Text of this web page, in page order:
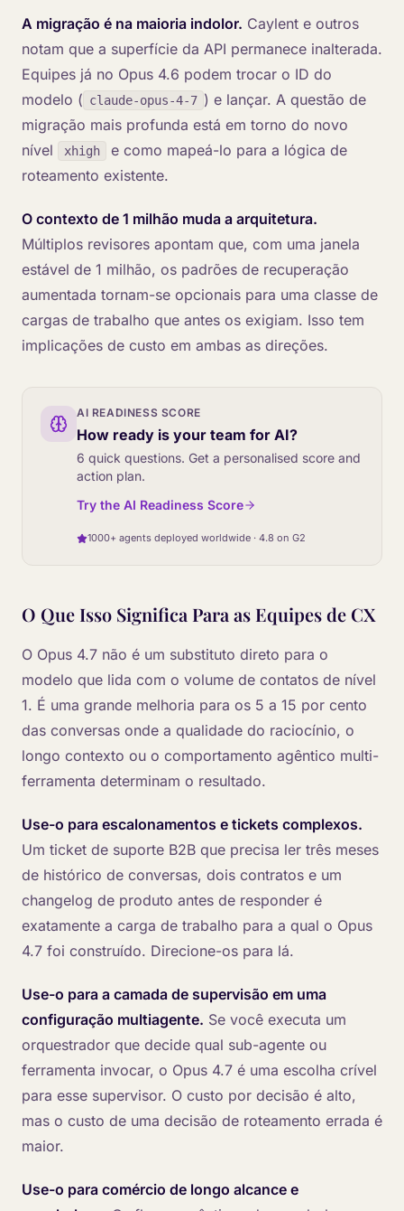
A migração é na maioria indolor. Caylent e outros
notam que a superfície da API permanece inalterada.
Equipes já no Opus 4.6 podem trocar o ID do
modelo ( claude-opus-4-7 ) e lançar. A questão de
migração mais profunda está em torno do novo
nível
xhigh
e como mapeá-lo para a lógica de
roteamento existente.
O contexto de 1 milhão muda a arquitetura.
Múltiplos revisores apontam que, com uma janela
estável de 1 milhão, os padrões de recuperação
aumentada tornam-se opcionais para uma classe de
cargas de trabalho que antes os exigiam. Isso tem
implicações de custo em ambas as direções.
AI READINESS SCORE
How ready is your team for AI?
6 quick questions. Get a personalised score and
action plan.
Try the AI Readiness Score
1000+ agents deployed worldwide · 4.8 on G2
O Que Isso Significa Para as Equipes de CX
O Opus 4.7 não é um substituto direto para o
modelo que lida com o volume de contatos de nível
1. É uma grande melhoria para os 5 a 15 por cento
das conversas onde a qualidade do raciocínio, o
longo contexto ou o comportamento agêntico multi-
ferramenta determinam o resultado.
Use-o para escalonamentos e tickets complexos.
Um ticket de suporte B2B que precisa ler três meses
de histórico de conversas, dois contratos e um
changelog de produto antes de responder é
exatamente a carga de trabalho para a qual o Opus
4.7 foi construído. Direcione-os para lá.
Use-o para a camada de supervisão em uma
configuração multiagente. Se você executa um
orquestrador que decide qual sub-agente ou
ferramenta invocar, o Opus 4.7 é uma escolha crível
para esse supervisor. O custo por decisão é alto,
mas o custo de uma decisão de roteamento errada é
maior.
Use-o para comércio de longo alcance e